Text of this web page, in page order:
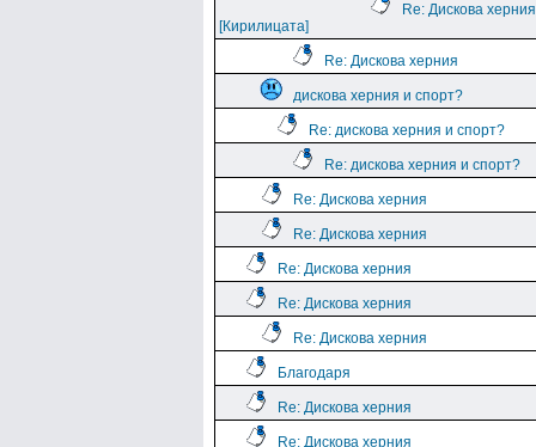
Re: Дискова херния
[Кирилицата]
Re: Дискова херния
дискова херния и спорт?
Re: дискова херния и спорт?
Re: дискова херния и спорт?
Re: Дискова херния
Re: Дискова херния
Re: Дискова херния
Re: Дискова херния
Re: Дискова херния
Благодаря
Re: Дискова херния
Re: Дискова херния